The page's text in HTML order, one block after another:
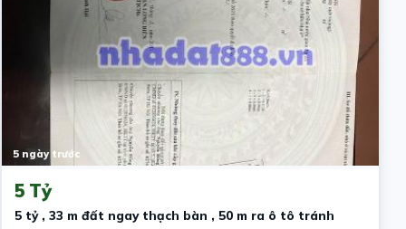
5 ngày trước
5 Tỷ
5 tỷ , 33 m đất ngay thạch bàn , 50 m ra ô tô tránh